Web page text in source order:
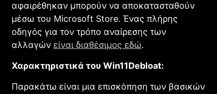
αφαιρέθηκαν μπορούν να αποκατασταθούν
μέσω του Microsoft Store. Ένας πλήρης
οδηγός για τον τρόπο αναίρεσης των
αλλαγών είναι διαθέσιμος εδώ.
Χαρακτηριστικά του Win11Debloat:
Παρακάτω είναι μια επισκόπηση των βασικών